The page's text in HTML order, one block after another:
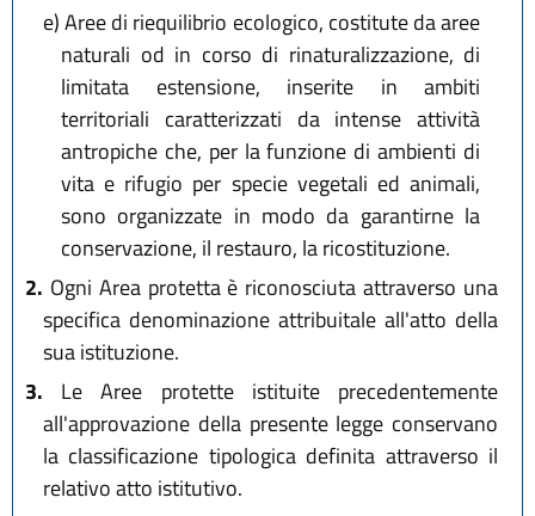
e)Aree di riequilibrio ecologico, costitute da aree
naturali od in corso di rinaturalizzazione, di
limitata estensione, inserite in ambiti
territoriali caratterizzati da intense attività
antropiche che, per la funzione di ambienti di
vita e rifugio per specie vegetali ed animali,
sono organizzate in modo da garantirne la
conservazione, il restauro, la ricostituzione.
2. Ogni Area protetta è riconosciuta attraverso una
specifica denominazione attribuitale all'atto della
sua istituzione.
3. Le Aree protette istituite precedentemente
all'approvazione della presente legge conservano
la classificazione tipologica definita attraverso il
relativo atto istitutivo.